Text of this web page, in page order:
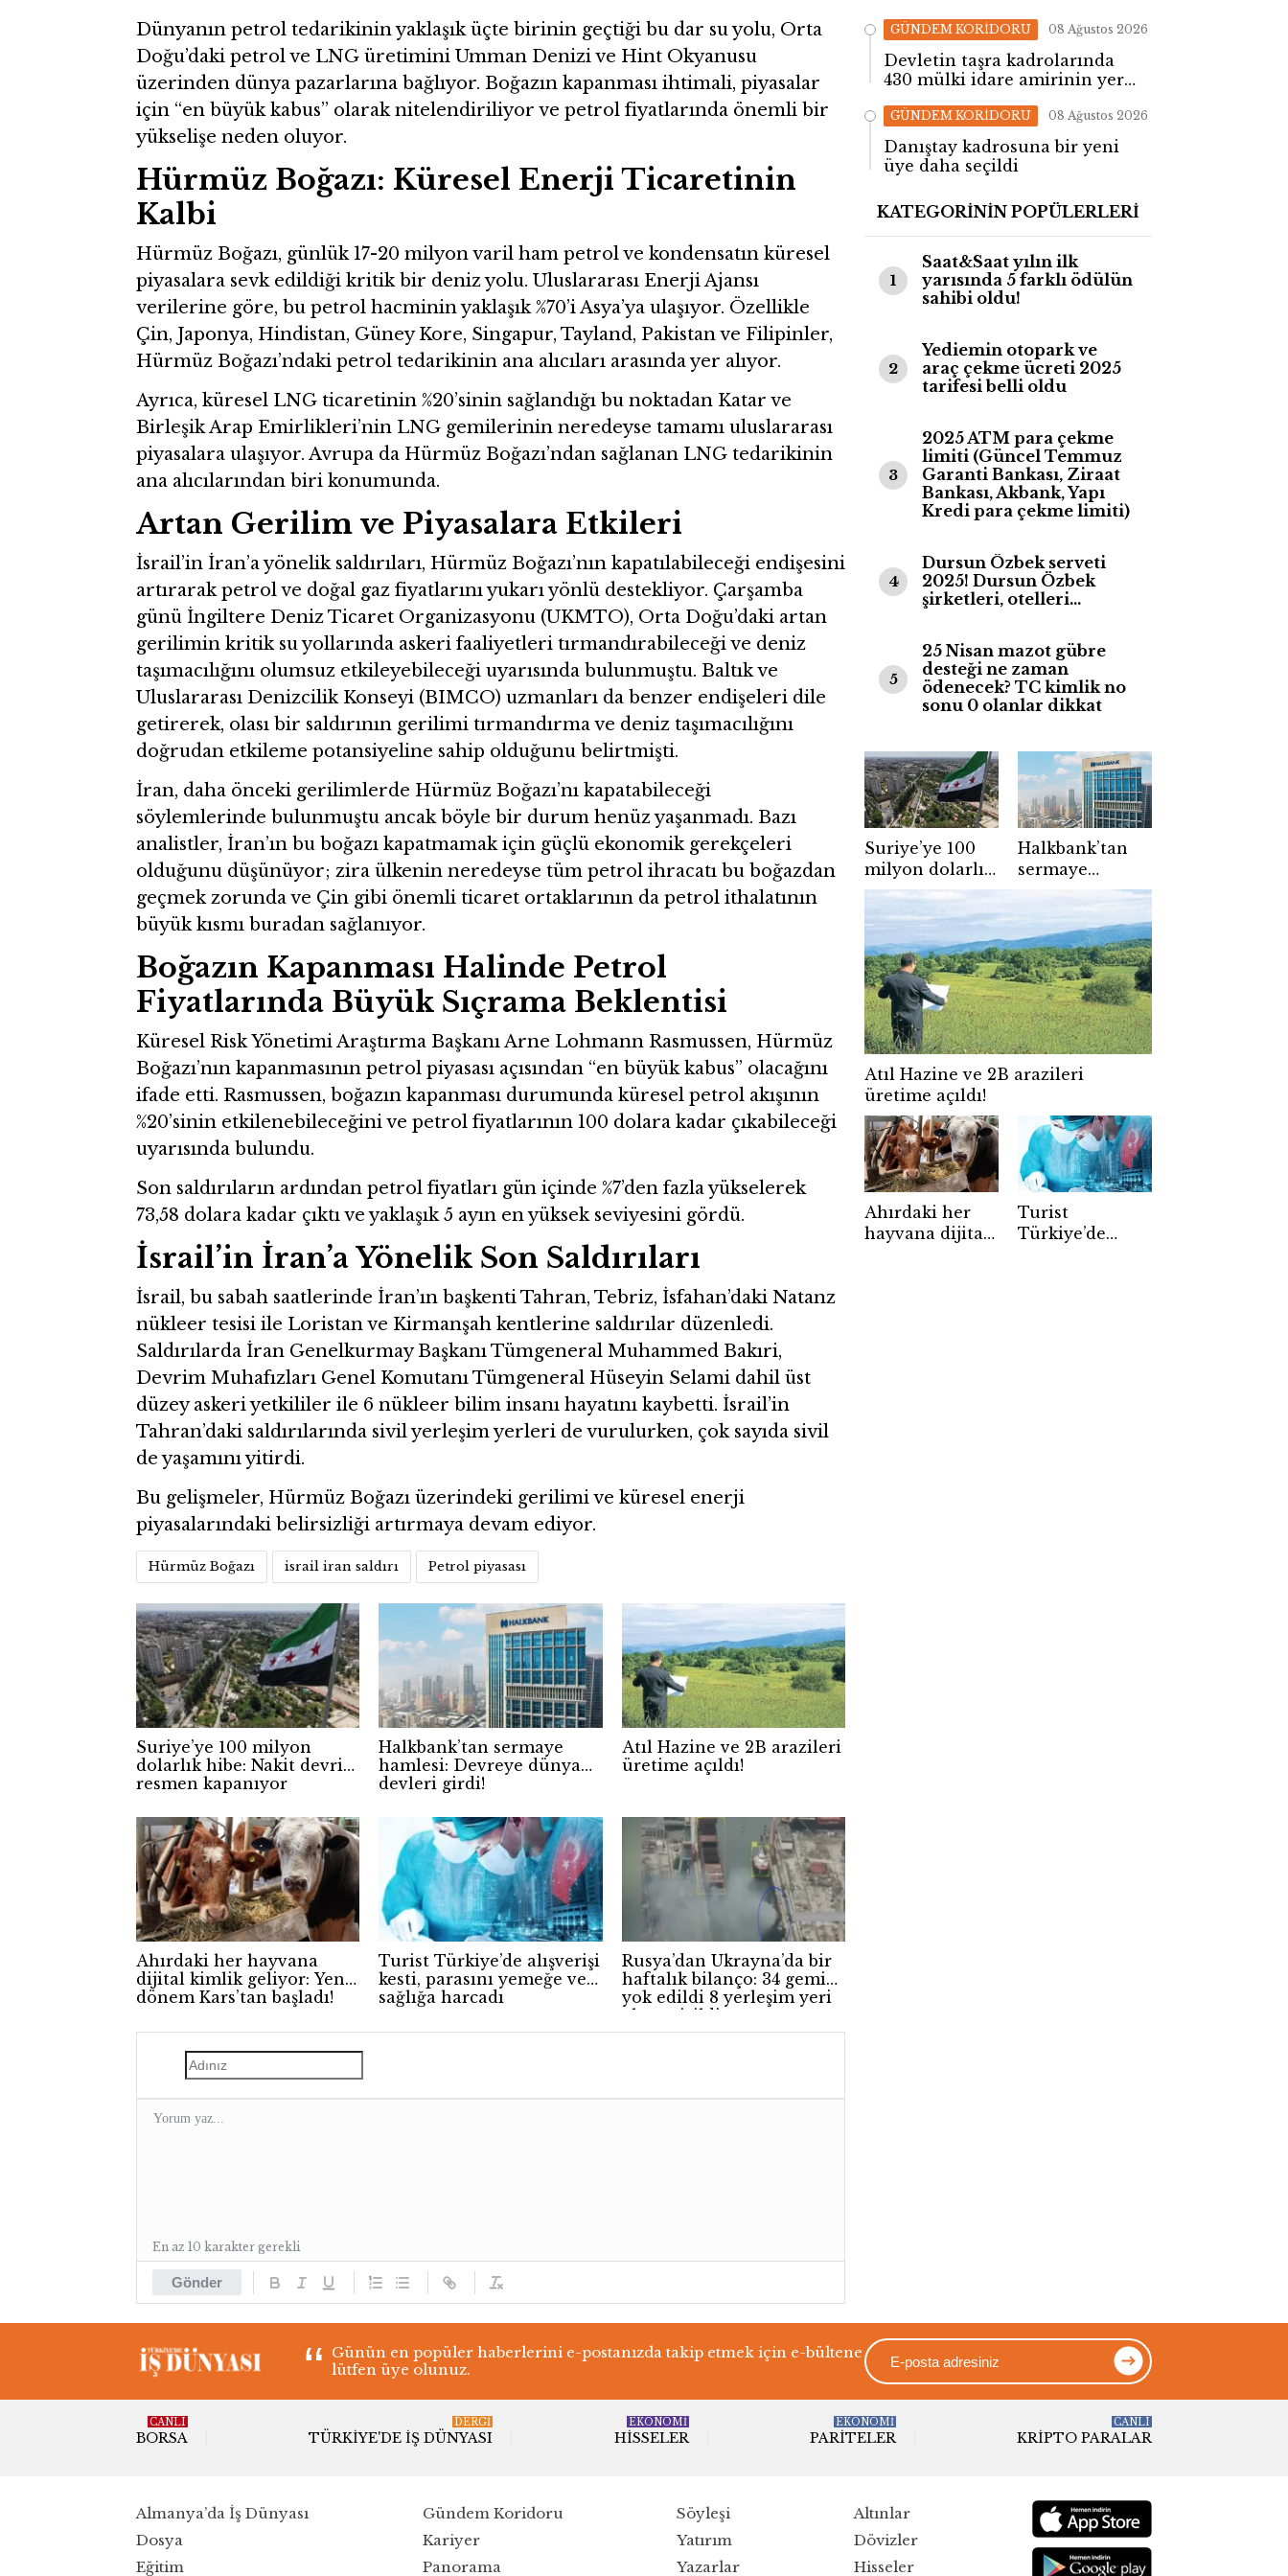
Dünyanın petrol tedarikinin yaklaşık üçte birinin geçtiği bu dar su yolu, Orta
Doğu’daki petrol ve LNG üretimini Umman Denizi ve Hint Okyanusu
üzerinden dünya pazarlarına bağlıyor. Boğazın kapanması ihtimali, piyasalar
için “en büyük kabus” olarak nitelendiriliyor ve petrol fiyatlarında önemli bir
yükselişe neden oluyor.
Hürmüz Boğazı: Küresel Enerji Ticaretinin
Kalbi
Hürmüz Boğazı, günlük 17-20 milyon varil ham petrol ve kondensatın küresel
piyasalara sevk edildiği kritik bir deniz yolu. Uluslararası Enerji Ajansı
verilerine göre, bu petrol hacminin yaklaşık %70’i Asya’ya ulaşıyor. Özellikle
Çin, Japonya, Hindistan, Güney Kore, Singapur, Tayland, Pakistan ve Filipinler,
Hürmüz Boğazı’ndaki petrol tedarikinin ana alıcıları arasında yer alıyor.
Ayrıca, küresel LNG ticaretinin %20’sinin sağlandığı bu noktadan Katar ve
Birleşik Arap Emirlikleri’nin LNG gemilerinin neredeyse tamamı uluslararası
piyasalara ulaşıyor. Avrupa da Hürmüz Boğazı’ndan sağlanan LNG tedarikinin
ana alıcılarından biri konumunda.
Artan Gerilim ve Piyasalara Etkileri
İsrail’in İran’a yönelik saldırıları, Hürmüz Boğazı’nın kapatılabileceği endişesini
artırarak petrol ve doğal gaz fiyatlarını yukarı yönlü destekliyor. Çarşamba
günü İngiltere Deniz Ticaret Organizasyonu (UKMTO), Orta Doğu’daki artan
gerilimin kritik su yollarında askeri faaliyetleri tırmandırabileceği ve deniz
taşımacılığını olumsuz etkileyebileceği uyarısında bulunmuştu. Baltık ve
Uluslararası Denizcilik Konseyi (BIMCO) uzmanları da benzer endişeleri dile
getirerek, olası bir saldırının gerilimi tırmandırma ve deniz taşımacılığını
doğrudan etkileme potansiyeline sahip olduğunu belirtmişti.
İran, daha önceki gerilimlerde Hürmüz Boğazı’nı kapatabileceği
söylemlerinde bulunmuştu ancak böyle bir durum henüz yaşanmadı. Bazı
analistler, İran’ın bu boğazı kapatmamak için güçlü ekonomik gerekçeleri
olduğunu düşünüyor; zira ülkenin neredeyse tüm petrol ihracatı bu boğazdan
geçmek zorunda ve Çin gibi önemli ticaret ortaklarının da petrol ithalatının
büyük kısmı buradan sağlanıyor.
Boğazın Kapanması Halinde Petrol
Fiyatlarında Büyük Sıçrama Beklentisi
Küresel Risk Yönetimi Araştırma Başkanı Arne Lohmann Rasmussen, Hürmüz
Boğazı’nın kapanmasının petrol piyasası açısından “en büyük kabus” olacağını
ifade etti. Rasmussen, boğazın kapanması durumunda küresel petrol akışının
%20’sinin etkilenebileceğini ve petrol fiyatlarının 100 dolara kadar çıkabileceği
uyarısında bulundu.
Son saldırıların ardından petrol fiyatları gün içinde %7’den fazla yükselerek
73,58 dolara kadar çıktı ve yaklaşık 5 ayın en yüksek seviyesini gördü.
İsrail’in İran’a Yönelik Son Saldırıları
İsrail, bu sabah saatlerinde İran’ın başkenti Tahran, Tebriz, İsfahan’daki Natanz
nükleer tesisi ile Loristan ve Kirmanşah kentlerine saldırılar düzenledi.
Saldırılarda İran Genelkurmay Başkanı Tümgeneral Muhammed Bakıri,
Devrim Muhafızları Genel Komutanı Tümgeneral Hüseyin Selami dahil üst
düzey askeri yetkililer ile 6 nükleer bilim insanı hayatını kaybetti. İsrail’in
Tahran’daki saldırılarında sivil yerleşim yerleri de vurulurken, çok sayıda sivil
de yaşamını yitirdi.
Bu gelişmeler, Hürmüz Boğazı üzerindeki gerilimi ve küresel enerji
piyasalarındaki belirsizliği artırmaya devam ediyor.
Hürmüz Boğazı israil iran saldırı Petrol piyasası
Suriye’ye 100 milyon
dolarlık hibe: Nakit devri
resmen kapanıyor
Halkbank’tan sermaye
hamlesi: Devreye dünya
devleri girdi!
Atıl Hazine ve 2B arazileri
üretime açıldı!
Ahırdaki her hayvana
dijital kimlik geliyor: Yeni
dönem Kars’tan başladı!
Turist Türkiye’de alışverişi
kesti, parasını yemeğe ve
sağlığa harcadı
Rusya’dan Ukrayna’da bir
haftalık bilanço: 34 gemi
yok edildi 8 yerleşim yeri
ele geçirildi
Gönder
En az 10 karakter gerekli
GÜNDEM KORİDORU 08 Ağustos 2026
Devletin taşra kadrolarında
430 mülki idare amirinin yeri
GÜNDEM KORİDORU 08 Ağustos 2026
Danıştay kadrosuna bir yeni
üye daha seçildi
KATEGORİNİN POPÜLERLERİ
1
Saat&Saat yılın ilk
yarısında 5 farklı ödülün
sahibi oldu!
2
Yediemin otopark ve
araç çekme ücreti 2025
tarifesi belli oldu
3
2025 ATM para çekme
limiti (Güncel Temmuz
Garanti Bankası, Ziraat
Bankası, Akbank, Yapı
Kredi para çekme limiti)
4
Dursun Özbek serveti
2025! Dursun Özbek
şirketleri, otelleri…
5
25 Nisan mazot gübre
desteği ne zaman
ödenecek? TC kimlik no
sonu 0 olanlar dikkat
Suriye’ye 100
milyon dolarlık
hibe: Nakit
devri resmen
Halkbank’tan
sermaye
Devreye dünya
devleri girdi!
Atıl Hazine ve 2B arazileri
üretime açıldı!
Ahırdaki her
hayvana dijital
Turist
Türkiye’de
Günün en popüler haberlerini e-postanızda takip etmek için e-bültene
lütfen üye olunuz.
BORSA
CANLI
TÜRKIYE'DE İŞ DÜNYASI
DERGI
HISSELER
EKONOMİ
PARITELER
EKONOMİ
KRIPTO PARALAR
CANLI
Almanya’da İş Dünyası
Dosya
Eğitim
Gündem Koridoru
Kariyer
Panorama
Söyleşi
Yatırım
Yazarlar
Altınlar
Dövizler
Hisseler